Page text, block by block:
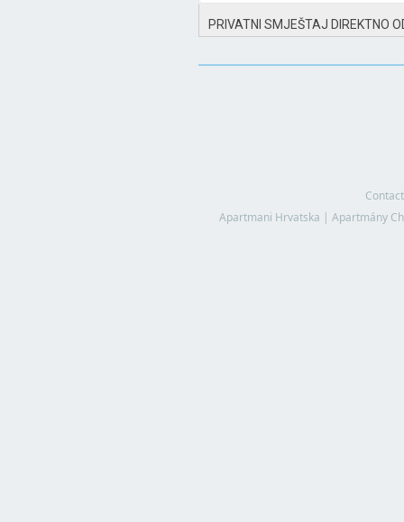
PRIVATNI SMJEŠTAJ DIREKTNO
Contact
Apartmani Hrvatska | Apartmány